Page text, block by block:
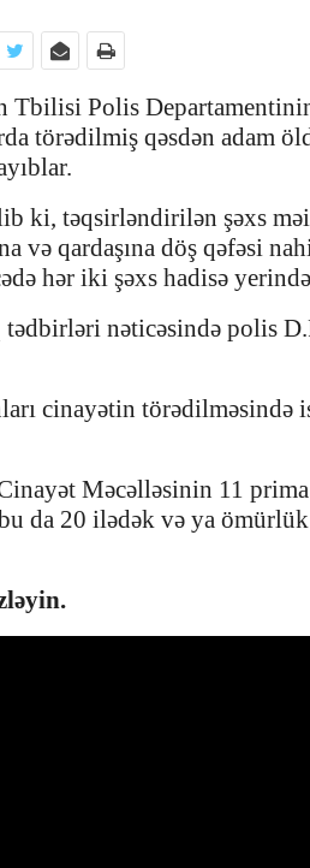
Polis
törədilmiş qəsdən adam
ki, təqsirləndirilən şəxs
və qardaşına döş qəfəsi
hər iki şəxs hadisə
tədbirləri nəticəsində polis
cinayətin törədilməsində
Məcəlləsinin 11
da 20 ilədək və ya